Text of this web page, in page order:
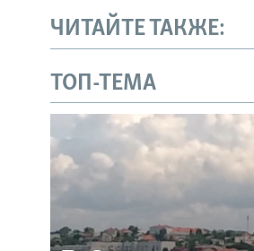
ЧИТАЙТЕ ТАКЖЕ:
ТОП-ТЕМА